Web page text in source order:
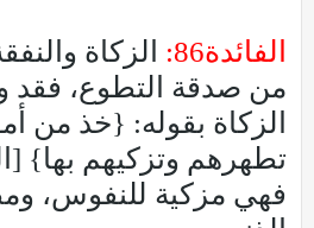
الفائدة86:
الزكاة
من صدقة التطوع، فقد
الزكاة بقوله: {خذ من
تطهرهم وتزكيهم بها}
فهي مزكية للنفوس،